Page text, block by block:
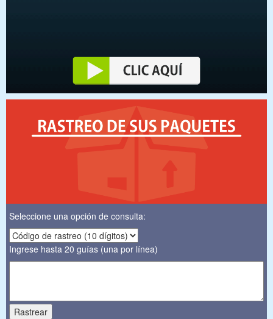
Seleccione una opción de consulta:
Ingrese hasta 20 guías (una por línea)